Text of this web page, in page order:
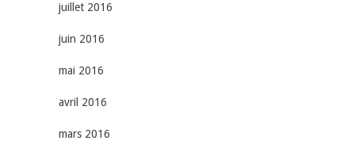
juillet 2016
juin 2016
mai 2016
avril 2016
mars 2016